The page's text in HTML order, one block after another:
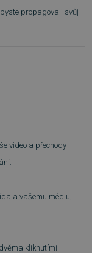
propagovali svůj
video a přechody
vašemu médiu,
kliknutími.